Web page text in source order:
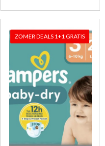
ZOMER DEALS 1+1 GRATIS